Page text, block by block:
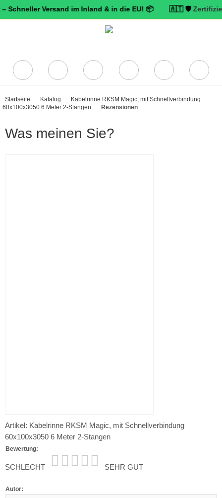
Versand im Inland & in die EU! 📦 🇦🇹 🛡️ Zertifizierter
Startseite Katalog
Kabelrinne RKSM Magic, mit Schnellverbindung
60x100x3050 6 Meter 2-Stangen
Rezensionen
Was meinen Sie?
Artikel: Kabelrinne RKSM Magic, mit Schnellverbindung
60x100x3050 6 Meter 2-Stangen
Bewertung:
SCHLECHT SEHR GUT
Autor: